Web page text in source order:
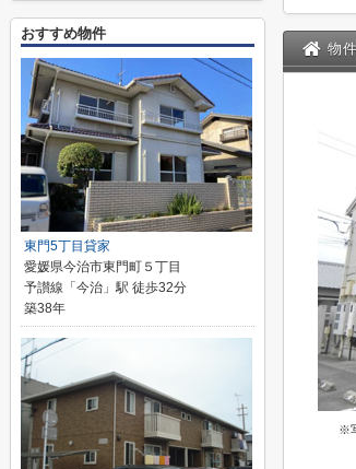
物
※
おすすめ物件
東門5丁目貸家
愛媛県今治市東門町５丁目
予讃線「今治」駅 徒歩32分
築38年